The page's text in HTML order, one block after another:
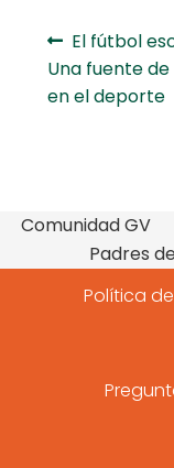
de
Anterior:
El fútbol
Una fuente
en el deporte
Comunidad GV
Padres
Política